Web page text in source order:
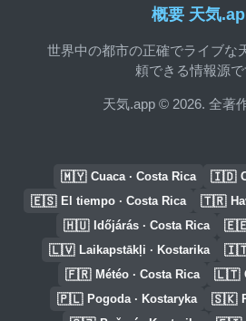
概要 天気
世界中の都市の正確でライブな
頼できる情報源で
天気.app © 2026. 全著
🇲🇾 Cuaca · Costa Rica 🇮🇩
🇪🇸 El tiempo · Costa Rica 🇹🇷
🇭🇺 Időjárás · Costa Rica
🇱🇻 Laikapstākļi · Kostarika
🇫🇷 Météo · Costa Rica 🇱🇹
🇵🇱 Pogoda · Kostaryka 🇸🇰